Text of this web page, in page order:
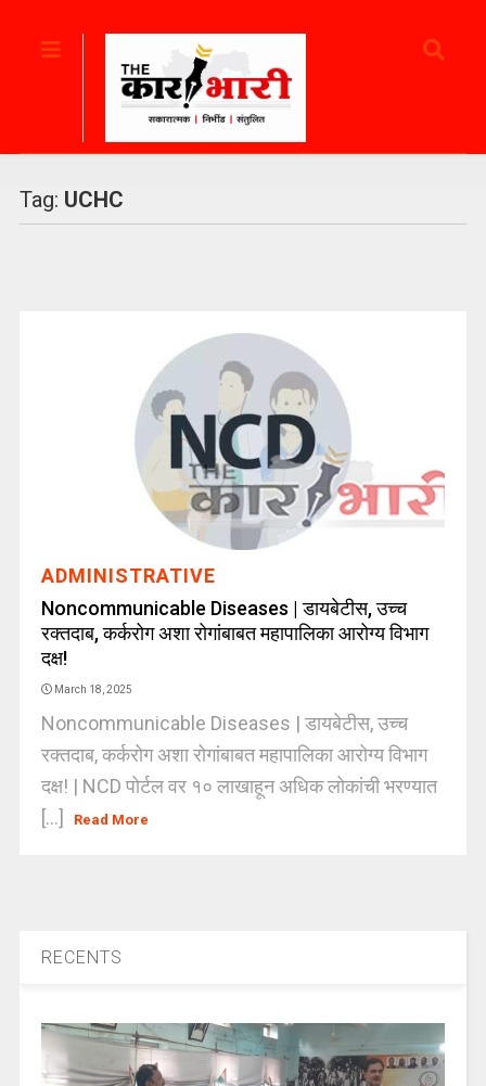
Tag: UCHC
ADMINISTRATIVE
Noncommunicable Diseases | डायबेटीस, उच्च
रक्तदाब, कर्करोग अशा रोगांबाबत महापालिका आरोग्य विभाग
दक्ष!
March 18, 2025
Noncommunicable Diseases | डायबेटीस, उच्च
रक्तदाब, कर्करोग अशा रोगांबाबत महापालिका आरोग्य विभाग
दक्ष! | NCD पोर्टल वर १० लाखाहून अधिक लोकांची भरण्यात
[...]
Read More
RECENTS